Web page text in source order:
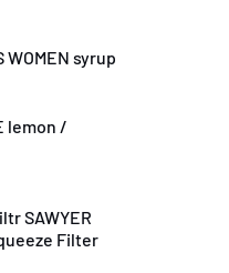
WOMEN syrup
lemon /
SAWYER
Filter